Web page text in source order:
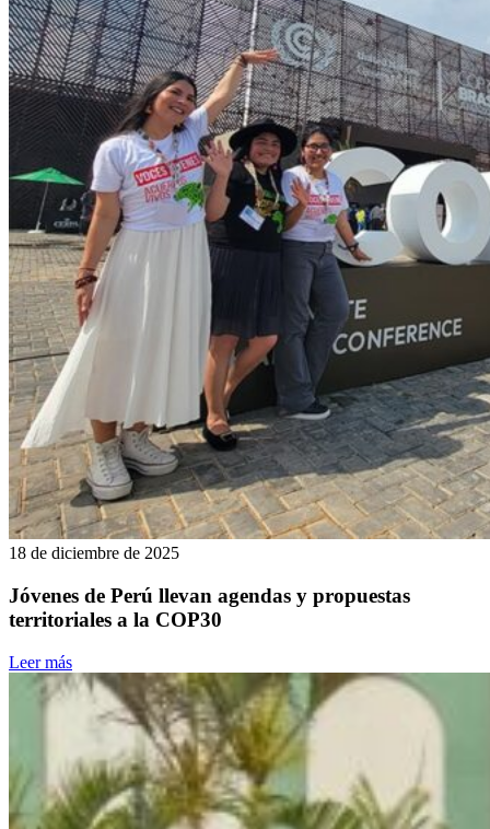
18 de diciembre de 2025
Jóvenes de Perú llevan agendas y propuestas
territoriales a la COP30
Leer más